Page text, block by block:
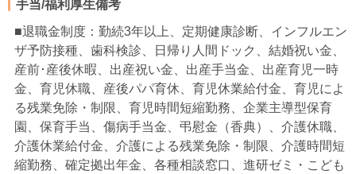
手当/福利厚生備考
■退職金制度：勤続3年以上、定期健康診断、インフルエン
ザ予防接種、歯科検診、日帰り人間ドック、結婚祝い金、
産前･産後休暇、出産祝い金、出産手当金、出産育児一時
金、育児休職、産後パパ育休、育児休業給付金、育児によ
る残業免除・制限、育児時間短縮勤務、企業主導型保育
園、保育手当、傷病手当金、弔慰金（香典）、介護休職、
介護休業給付金、介護による残業免除・制限、介護時間短
縮勤務、確定拠出年金、各種相談窓口、進研ゼミ・こども